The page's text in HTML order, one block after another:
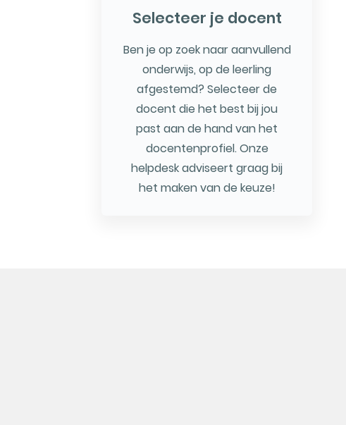
Selecteer je docent
Ben je op zoek naar aanvullend
onderwijs, op de leerling
afgestemd? Selecteer de
docent die het best bij jou
past aan de hand van het
docentenprofiel. Onze
helpdesk adviseert graag bij
het maken van de keuze!